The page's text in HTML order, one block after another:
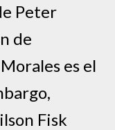
Peter
de
es el
Fisk